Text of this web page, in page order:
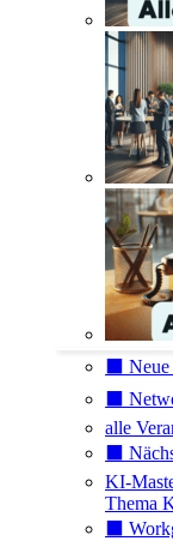
⬛️
⬛️
alle
⬛️
KI-
Thema
⬛️